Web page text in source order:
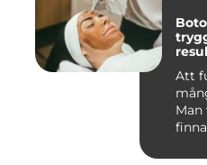
Botox
Att